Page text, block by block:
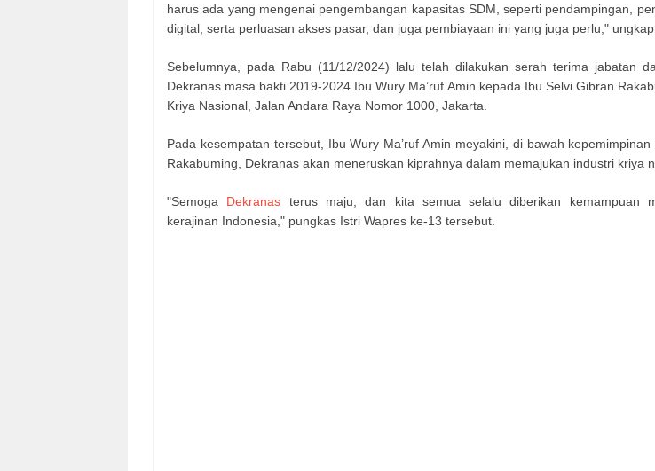
harus ada yang mengenai pengembangan kapasitas SDM, seperti pendampingan,
digital, serta perluasan akses pasar, dan juga pembiayaan ini yang juga perlu,"
Sebelumnya, pada Rabu (11/12/2024) lalu telah dilakukan serah terima jabatan
Dekranas masa bakti 2019-2024 Ibu Wury Ma’ruf Amin kepada Ibu Selvi Gibran
Kriya Nasional, Jalan Andara Raya Nomor 1000, Jakarta.
Pada kesempatan tersebut, Ibu Wury Ma’ruf Amin meyakini, di bawah
Rakabuming, Dekranas akan meneruskan kiprahnya dalam memajukan industri kriya
"Semoga Dekranas terus maju, dan kita semua selalu diberikan kemampuan
kerajinan Indonesia," pungkas Istri Wapres ke-13 tersebut.